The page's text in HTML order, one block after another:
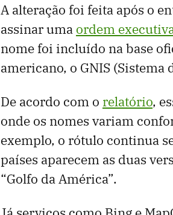
A alteração foi feita após o
assinar uma ordem
nome foi incluído na base
americano, o GNIS (Sistema
De acordo com o relatório,
onde os nomes variam
exemplo, o rótulo continua
países aparecem as duas
“Golfo da América”.